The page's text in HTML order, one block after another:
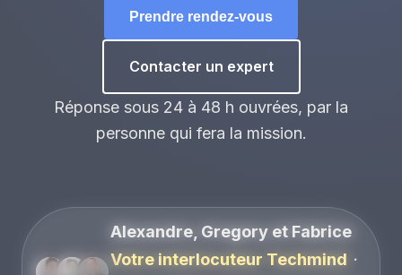
Prendre rendez-vous
Contacter un expert
Réponse sous 24 à 48 h ouvrées, par la
personne qui fera la mission.
Alexandre, Gregory et Fabrice
Votre interlocuteur Techmind ·